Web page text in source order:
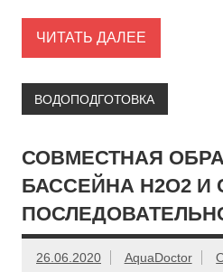
ЧИТАТЬ ДАЛЕЕ
ВОДОПОДГОТОВКА
СОВМЕСТНАЯ
БАССЕЙНА H2O2 И
26.06.2020 AquaDoctor